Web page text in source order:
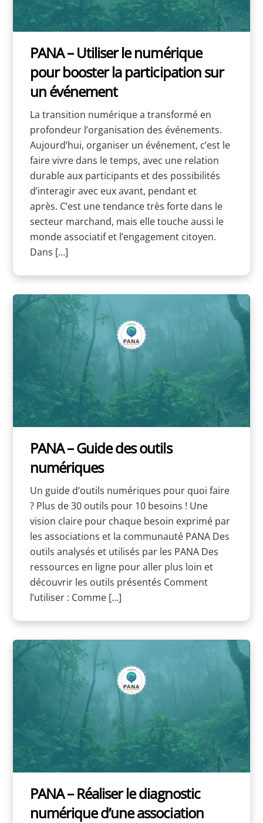
PANA – Utiliser le numérique
pour booster la participation sur
un événement
La transition numérique a transformé en
profondeur l’organisation des événements.
Aujourd’hui, organiser un événement, c’est le
faire vivre dans le temps, avec une relation
durable aux participants et des possibilités
d’interagir avec eux avant, pendant et
après. C’est une tendance très forte dans le
secteur marchand, mais elle touche aussi le
monde associatif et l’engagement citoyen.
Dans […]
PANA – Guide des outils
numériques
Un guide d’outils numériques pour quoi faire
? Plus de 30 outils pour 10 besoins ! Une
vision claire pour chaque besoin exprimé par
les associations et la communauté PANA Des
outils analysés et utilisés par les PANA Des
ressources en ligne pour aller plus loin et
découvrir les outils présentés Comment
l’utiliser : Comme […]
PANA – Réaliser le diagnostic
numérique d’une association